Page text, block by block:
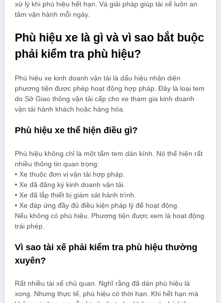
xử lý khi phù hiệu hết hạn. Và giải pháp giúp tài xế luôn an
tâm vận hành mỗi ngày.
Phù hiệu xe là gì và vì sao bắt buộc
phải kiểm tra phù hiệu?
Phù hiệu xe kinh doanh vận tải là dấu hiệu nhận diện
phương tiện được phép hoạt động hợp pháp. Đây là loại tem
do Sở Giao thông vận tải cấp cho xe tham gia kinh doanh
vận tải hành khách hoặc hàng hóa.
Phù hiệu xe thể hiện điều gì?
Phù hiệu không chỉ là một tấm tem dán kính. Nó thể hiện rất
nhiều thông tin quan trọng:
• Xe thuộc đơn vị vận tải hợp pháp.
• Xe đã đăng ký kinh doanh vận tải.
• Xe đã lắp thiết bị giám sát hành trình.
• Xe đáp ứng đầy đủ điều kiện pháp lý để hoạt động.
Nếu không có phù hiệu. Phương tiện được xem là hoạt động
trái phép.
Vì sao tài xế phải kiểm tra phù hiệu thường
xuyên?
Rất nhiều tài xế chủ quan. Nghĩ rằng đã dán phù hiệu là
xong. Nhưng thực tế, phù hiệu có thời hạn. Khi hết hạn mà